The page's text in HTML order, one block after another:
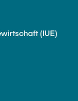
(IUE)